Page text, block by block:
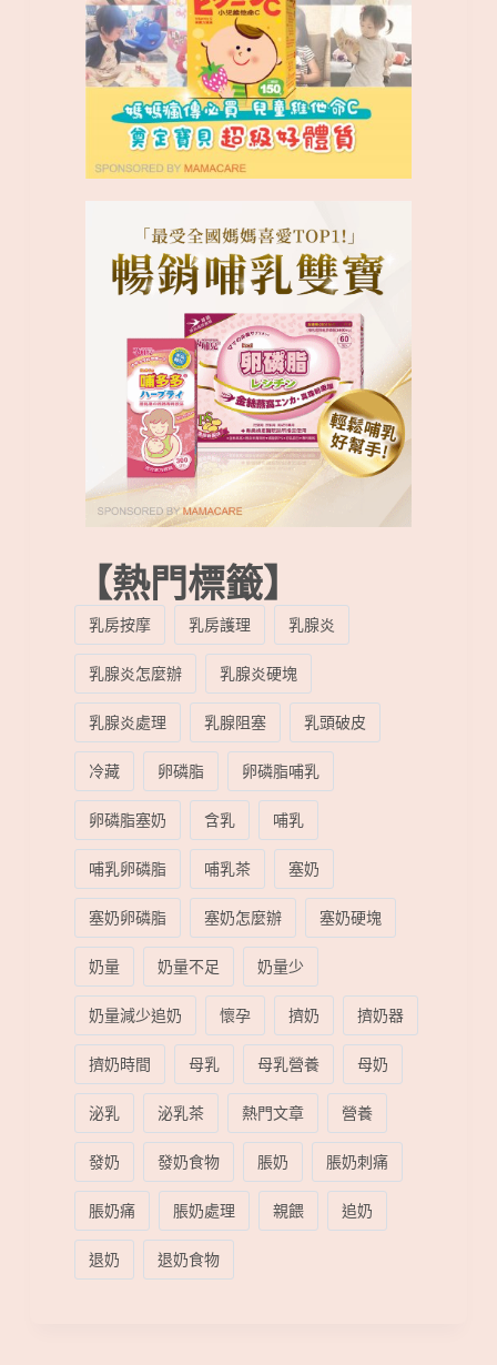
【熱門標籤】
乳房按摩 乳房護理
乳腺炎
乳腺炎怎麼辦
乳腺炎硬塊
乳腺炎處理
乳腺阻塞
乳頭破皮
冷藏
卵磷脂
卵磷脂哺乳
卵磷脂塞奶
含乳
哺乳
哺乳卵磷脂
哺乳茶
塞奶
塞奶卵磷脂
塞奶怎麼辦
塞奶硬塊
奶量
奶量不足
奶量少
奶量減少追奶
懷孕 擠奶
擠奶器
擠奶時間
母乳 母乳營養
母奶
泌乳
泌乳茶 熱門文章
營養
發奶
發奶食物 脹奶
脹奶刺痛
脹奶痛
脹奶處理 親餵
追奶
退奶
退奶食物